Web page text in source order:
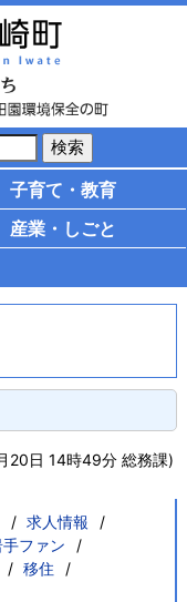
子育て・教育
産業・しごと
20日 14時49分 総務課)
求人情報
手ファン
移住